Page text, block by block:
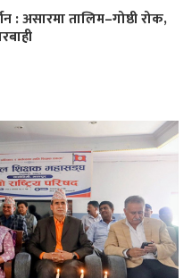
: असारमा तालिम–गोष्ठी रोक,